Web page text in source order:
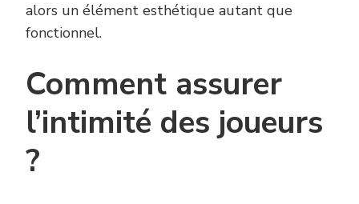
alors un élément esthétique autant que
fonctionnel.
Comment assurer
l’intimité des joueurs
?